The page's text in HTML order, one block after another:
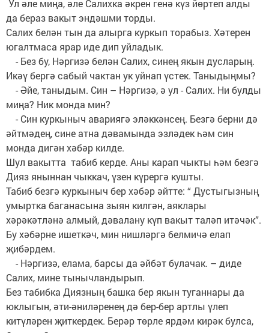
Ул әле миңа, әле Салихка әкрен генә күз йөртеп алды
да бераз вакыт эндәшми торды.
Салих белән тын да алырга куркып торабыз. Хәтерен
югалтмаса ярар иде дип уйладык.
- Без бу, Нәргизә белән Салих, синең якын дусларың.
Икәү бергә сабый чактан ук уйнап үстек. Таныдыңмы?
- Әйе, таныдым. Син – Нәргизә, ә ул - Салих. Ни булды
миңа? Ник монда мин?
- Син куркыныч авариягә эләккәнсең. Безгә берни дә
әйтмәдең, сине атна дәвамында эзләдек һәм син
монда дигән хәбәр килде.
Шул вакытта табиб керде. Аны карап чыкты һәм безгә
Дияз яныннан чыккач, үзен күрергә кушты.
Табиб безгә куркыныч бер хәбәр әйтте: “ Дустыгызның
умыртка баганасына зыян килгән, аяклары
хәрәкәтләнә алмый, дәвалану күп вакыт таләп итәчәк”.
Бу хәбәрне ишеткәч, мин нишләргә белмичә елап
җибәрдем.
- Нәргизә, елама, барсы да әйбәт булачак. – диде
Салих, мине тынычландырып.
Без табибка Диязның башка бер якын туганнары да
юклыгын, әти-әниләренең дә бер-бер артлы үлеп
китүләрен җиткердек. Берәр төрле ярдәм кирәк булса,